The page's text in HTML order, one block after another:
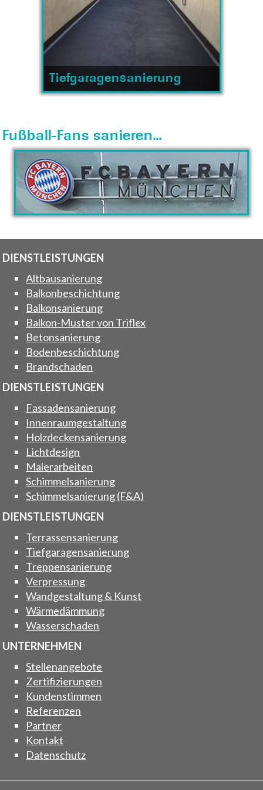
Tiefgaragensanierung
Fußball-Fans sanieren...
DIENSTLEISTUNGEN
Altbausanierung
Balkonbeschichtung
Balkonsanierung
Balkon-Muster von Triflex
Betonsanierung
Bodenbeschichtung
Brandschaden
DIENSTLEISTUNGEN
Fassadensanierung
Innenraumgestaltung
Holzdeckensanierung
Lichtdesign
Malerarbeiten
Schimmelsanierung
Schimmelsanierung (F&A)
DIENSTLEISTUNGEN
Terrassensanierung
Tiefgaragensanierung
Treppensanierung
Verpressung
Wandgestaltung & Kunst
Wärmedämmung
Wasserschaden
UNTERNEHMEN
Stellenangebote
Zertifizierungen
Kundenstimmen
Referenzen
Partner
Kontakt
Datenschutz